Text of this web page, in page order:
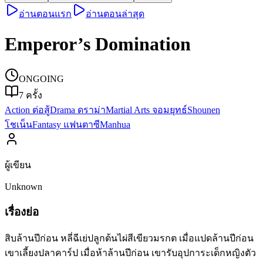
อ่านตอนแรก อ่านตอนล่าสุด
Emperor’s Domination
ONGOING
7 ครั้ง
Action ต่อสู้Drama ดราม่าMartial Arts จอมยุทธ์Shounen
โชเน็นFantasy แฟนตาซีManhua
ผู้เขียน
Unknown
เรื่องย่อ
สิบล้านปีก่อน หลี่ฉีเย่ปลูกต้นไผ่สีเขียวมรกต เมื่อแปดล้านปีก่อน
เขาเลี้ยงปลาคาร์ป เมื่อห้าล้านปีก่อน เขารับอุปการะเด็กหญิงตัว